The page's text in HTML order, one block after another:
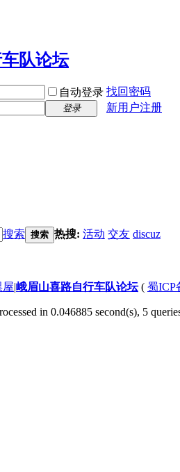
自动登录 找回密码
登录
新用户注册
搜索 搜索 热搜: 活动 交友 discuz
屋|峨眉山喜路自行车队论坛( 蜀ICP
in 0.046885 second(s), 5